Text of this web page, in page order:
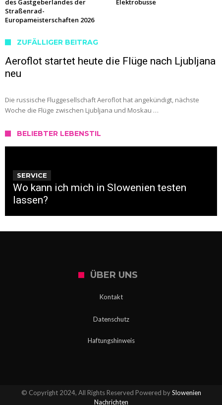
des Gastgeberlandes der
Straßenrad-
Europameisterschaften 2026
Elektrobusse
ZUFÄLLIGER BEITRAG
Aeroflot startet heute die Flüge nach Ljubljana
neu
Die russische Fluggesellschaft Aeroflot hat angekündigt, nächste
Woche die Flüge zwischen Ljubljana und Moskau …
BELIEBTER LEBENSTIL
SERVICE
Wo kann ich mich in Slowenien testen
lassen?
ÜBER UNS
Kontakt
Datenschutz
Haftungshinweis
© Copyright 2024, All Rights Reserved Powered bySlowenien
Nachrichten